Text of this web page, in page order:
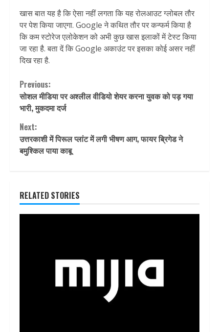
खास बात यह है कि ऐसा नहीं लगता कि यह रोलआउट ग्लोबल तौर
पर पेश किया जाएगा. Google ने कथित तौर पर कन्फर्म किया है
कि कम स्टोरेज एलोकेशन को अभी कुछ खास इलाकों में टेस्ट किया
जा रहा है. बता दें कि Google अकाउंट पर इसका कोई असर नहीं
दिख रहा है.
Continue
Reading
Previous:
सोशल मीडिया पर अश्लील वीडियो शेयर करना युवक को पड़ गया
भारी, मुकदमा दर्ज
Next:
उत्तरकाशी में पिरूल प्लांट में लगी भीषण आग, फायर ब्रिगेड ने
बमुश्किल पाया काबू
RELATED STORIES